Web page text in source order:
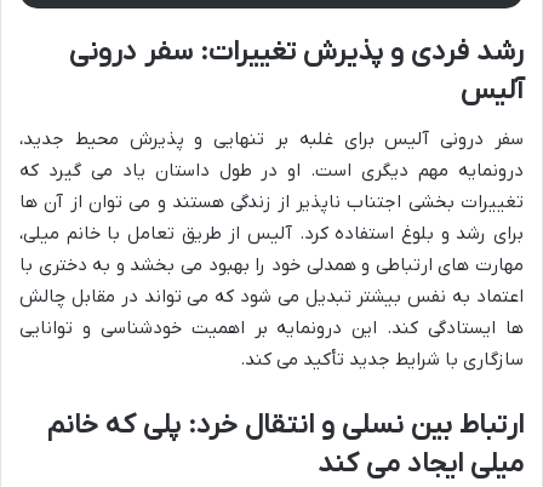
رشد فردی و پذیرش تغییرات: سفر درونی
آلیس
سفر درونی آلیس برای غلبه بر تنهایی و پذیرش محیط جدید،
درونمایه مهم دیگری است. او در طول داستان یاد می گیرد که
تغییرات بخشی اجتناب ناپذیر از زندگی هستند و می توان از آن ها
برای رشد و بلوغ استفاده کرد. آلیس از طریق تعامل با خانم میلی،
مهارت های ارتباطی و همدلی خود را بهبود می بخشد و به دختری با
اعتماد به نفس بیشتر تبدیل می شود که می تواند در مقابل چالش
ها ایستادگی کند. این درونمایه بر اهمیت خودشناسی و توانایی
سازگاری با شرایط جدید تأکید می کند.
ارتباط بین نسلی و انتقال خرد: پلی که خانم
میلی ایجاد می کند